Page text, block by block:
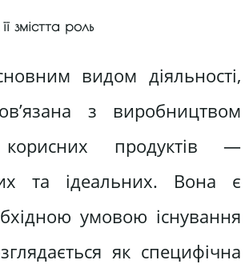
змістта роль
видом діяльності,
з виробництвом
корисних продуктів —
та ідеальних. Вона є
умовою існування
як специфічна